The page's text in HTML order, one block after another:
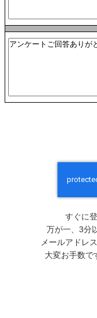
すぐに
万が一、3分
メールアドレ
大変お手数で